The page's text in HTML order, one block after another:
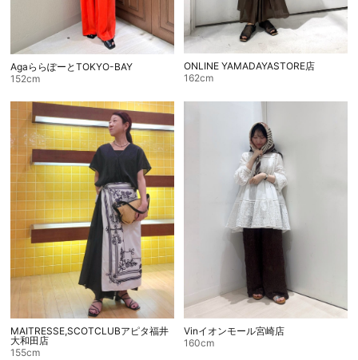
AgaららぽーとTOKYO-BAY
152cm
ONLINE YAMADAYASTORE店
162cm
MAITRESSE,SCOTCLUBアピタ福井
大和田店
155cm
Vinイオンモール宮崎店
160cm